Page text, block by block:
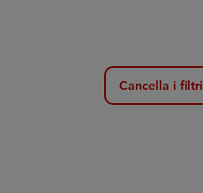
Cancella i filtri